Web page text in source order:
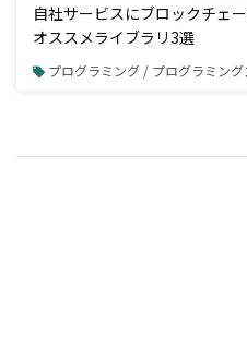
自社サービスにブロックチェ
オススメライブラリ3選
プログラミング / プログラミング